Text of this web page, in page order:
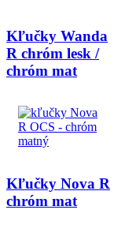
Kľučky Wanda
R chróm lesk /
chróm mat
Kľučky Nova R
chróm mat